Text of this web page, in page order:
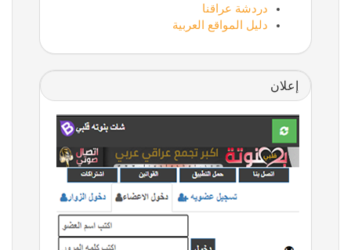
دردشة عراقنا
دليل المواقع العربية
إعلان